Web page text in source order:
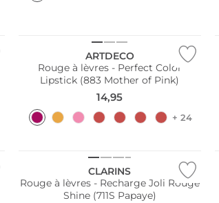
ARTDECO
Rouge à lèvres - Perfect Color
Lipstick (883 Mother of Pink)
14,95
+ 24
CLARINS
Rouge à lèvres - Recharge Joli Rouge
Shine (711S Papaye)